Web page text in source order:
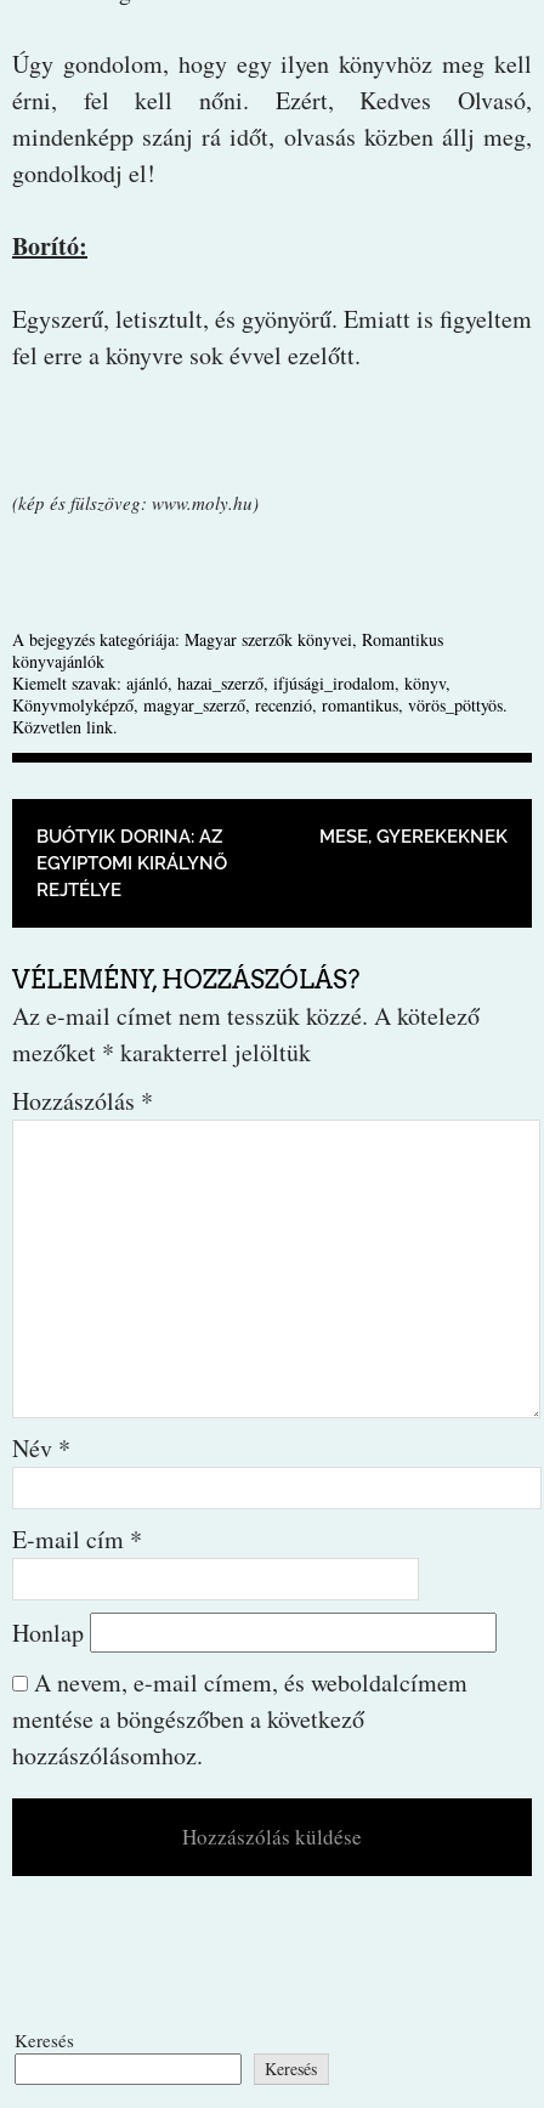
Úgy gondolom, hogy egy ilyen könyvhöz meg kell
érni, fel kell nőni. Ezért, Kedves Olvasó,
mindenképp szánj rá időt, olvasás közben állj meg,
gondolkodj el!
Borító:
Egyszerű, letisztult, és gyönyörű. Emiatt is figyeltem
fel erre a könyvre sok évvel ezelőtt.
(kép és fülszöveg: www.moly.hu)
A bejegyzés kategóriája: Magyar szerzők könyvei, Romantikus
könyvajánlók
Kiemelt szavak: ajánló, hazai_szerző, ifjúsági_irodalom, könyv,
Könyvmolyképző, magyar_szerző, recenzió, romantikus, vörös_pöttyös.
Közvetlen link.
BEJEGYZÉS NAVIGÁCIÓ
BUÓTYIK DORINA: AZ
EGYIPTOMI KIRÁLYNŐ
REJTÉLYE
MESE, GYEREKEKNEK
VÉLEMÉNY, HOZZÁSZÓLÁS?
Az e-mail címet nem tesszük közzé. A kötelező
mezőket * karakterrel jelöltük
Hozzászólás *
Név *
E-mail cím *
Honlap
A nevem, e-mail címem, és weboldalcímem
mentése a böngészőben a következő
hozzászólásomhoz.
Keresés
Keresés